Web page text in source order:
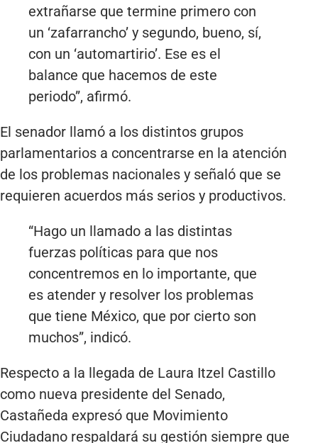
extrañarse que termine primero con
un ‘zafarrancho’ y segundo, bueno, sí,
con un ‘automartirio’. Ese es el
balance que hacemos de este
periodo”, afirmó.
El senador llamó a los distintos grupos
parlamentarios a concentrarse en la atención
de los problemas nacionales y señaló que se
requieren acuerdos más serios y productivos.
“Hago un llamado a las distintas
fuerzas políticas para que nos
concentremos en lo importante, que
es atender y resolver los problemas
que tiene México, que por cierto son
muchos”, indicó.
Respecto a la llegada de Laura Itzel Castillo
como nueva presidente del Senado,
Castañeda expresó que Movimiento
Ciudadano respaldará su gestión siempre que